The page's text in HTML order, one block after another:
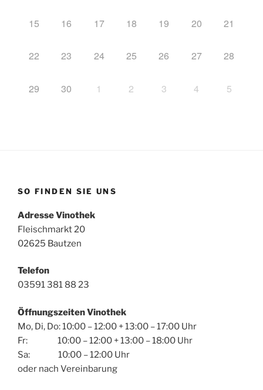
15 16 17 18 19 20 21
22 23 24 25 26 27 28
29 30 1 2 3 4 5
SO FINDEN SIE UNS
Adresse Vinothek
Fleischmarkt 20
02625 Bautzen
Telefon
03591 381 88 23
Öffnungszeiten Vinothek
Mo, Di, Do: 10:00 – 12:00 + 13:00 – 17:00 Uhr
Fr: 10:00 – 12:00 + 13:00 – 18:00 Uhr
Sa: 10:00 – 12:00 Uhr
oder nach Vereinbarung